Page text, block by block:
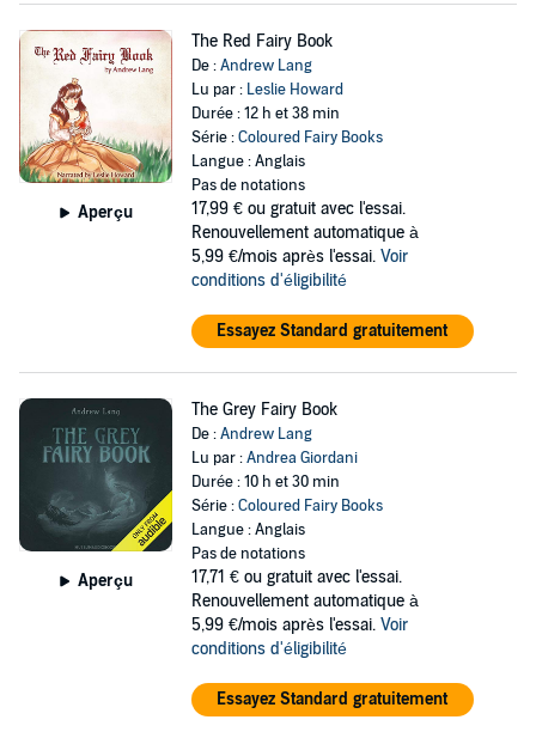
Aperçu
The Red Fairy Book
De :Andrew Lang
Lu par : Leslie Howard
Durée : 12 h et 38 min
Série :Coloured Fairy Books
Langue : Anglais
Pas de notations
17,99 € ou gratuit avec l'essai.
Renouvellement automatique à
5,99 €/mois après l'essai. Voir
conditions d'éligibilité
Essayez Standard gratuitement
Aperçu
The Grey Fairy Book
De :Andrew Lang
Lu par :Andrea Giordani
Durée : 10 h et 30 min
Série :Coloured Fairy Books
Langue : Anglais
Pas de notations
17,71 € ou gratuit avec l'essai.
Renouvellement automatique à
5,99 €/mois après l'essai. Voir
conditions d'éligibilité
Essayez Standard gratuitement